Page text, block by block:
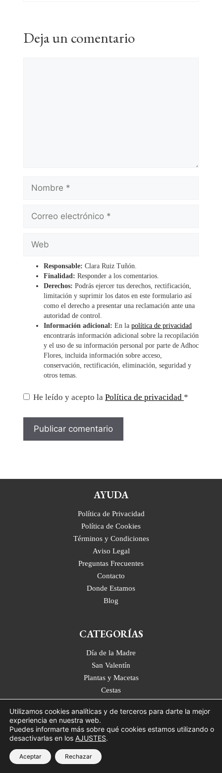
Deja un comentario
Nombre
Correo
Web
Responsable: Clara Ruiz Tuñón.
Finalidad: Responder a los comentarios.
Derechos: Podrás ejercer tus derechos, rectificación,
limitación y suprimir los datos en este formulario así
como el derecho a presentar una reclamación ante una
autoridad de control.
Información adicional: En la política de privacidad
encontrarás información adicional sobre la recopilación
y el uso de su información personal por parte de Adhoc
Flores, incluida información sobre acceso,
conservación, rectificación, eliminación, seguridad y
otros temas.
He leído y acepto la Política de privacidad *
AYUDA
Política de Privacidad
Política de Cookies
Términos y Condiciones
Aviso Legal
Preguntas Frecuentes
Contacto
Donde Estamos
Blog
CATEGORÍAS
Día de la Madre
San Valentín
Plantas y Macetas
Cestas
Flores Preservadas
Ramos de Flores
Flores Silvestres
Orquídeas
Tulipanes
Regalos
Utilizamos cookies analíticas y de terceros para darte la mejor
experiencia en nuestra web.
Puedes informarte más sobre qué cookies estamos utilizando o
desactivarlas en los AJUSTES.
Aceptar Rechazar